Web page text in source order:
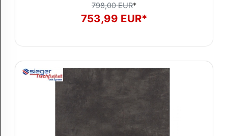
798,00 EUR*
753,99 EUR*